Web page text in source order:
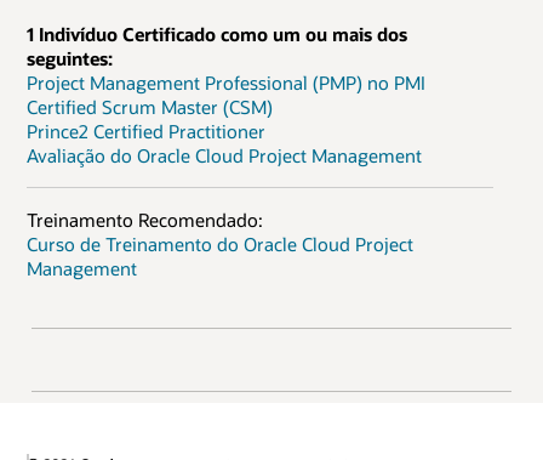
1 Indivíduo Certificado como um ou mais dos
seguintes:
Project Management Professional (PMP) no PMI
Certified Scrum Master (CSM)
Prince2 Certified Practitioner
Avaliação do Oracle Cloud Project Management
Treinamento Recomendado:
Curso de Treinamento do Oracle Cloud Project
Management